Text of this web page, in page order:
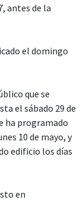
antes de la
el domingo
que se
el sábado 29 de
ha programado
10 de mayo, y
edificio los días
en